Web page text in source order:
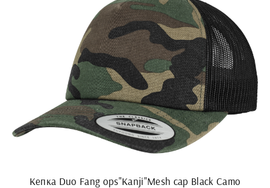
Кепка Duo Fang ops"Kanji"Mesh cap Black Camo